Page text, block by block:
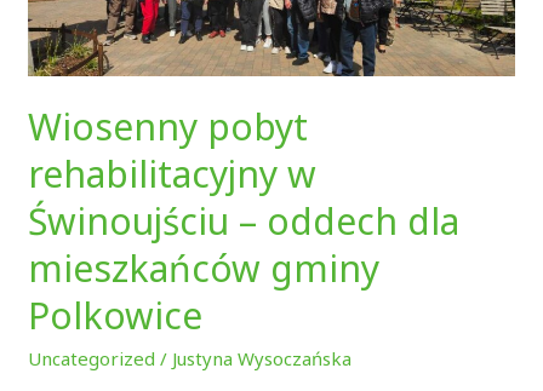
Wiosenny pobyt
rehabilitacyjny w
Świnoujściu – oddech dla
mieszkańców gminy
Polkowice
Uncategorized / Justyna Wysoczańska
–
oddech
dla
gminy
Polkowice